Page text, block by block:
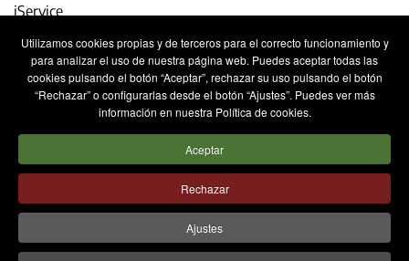
Utilizamos cookies propias y de terceros para el correcto funcionamiento y
para analizar el uso de nuestra página web. Puedes aceptar todas las
cookies pulsando el botón “Aceptar”, rechazar su uso pulsando el botón
“Rechazar” o configurarlas desde el botón “Ajustes”. Puedes ver más
información en nuestra Política de cookies.
Aceptar
Rechazar
Ajustes
iService
Actualidad y eventos
Trabaja con nosotros
Aviso legal
Política de privacidad
Política de cookies
Sistema Interno de Información